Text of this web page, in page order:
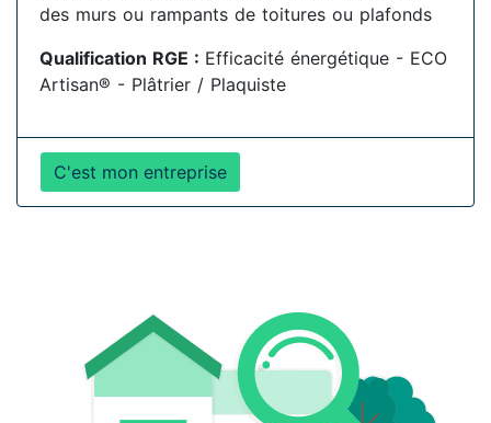
des murs ou rampants de toitures ou plafonds
Qualification RGE : Efficacité énergétique - ECO
Artisan® - Plâtrier / Plaquiste
C'est mon entreprise